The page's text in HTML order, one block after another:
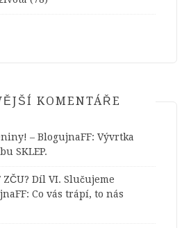
KOMENTÁŘE
– BlogujnaFF: Vývrtka
SKLEP.
ZČU? Díl VI. Slučujeme
: Co vás trápí, to nás